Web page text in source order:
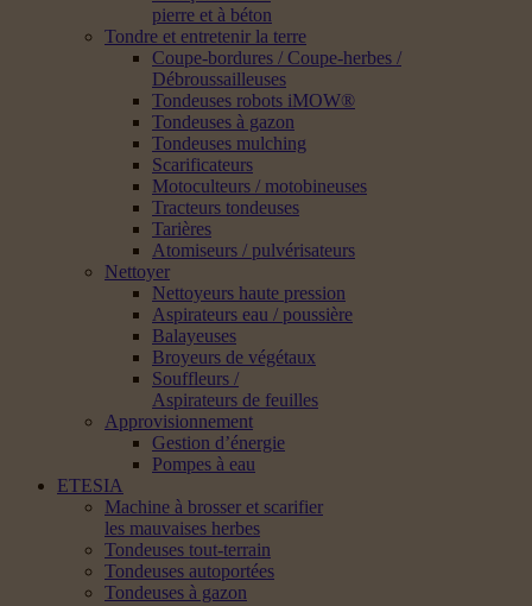
pierre et à béton
Tondre et entretenir la terre
Coupe-bordures / Coupe-herbes /
Débroussailleuses
Tondeuses robots iMOW®
Tondeuses à gazon
Tondeuses mulching
Scarificateurs
Motoculteurs / motobineuses
Tracteurs tondeuses
Tarières
Atomiseurs / pulvérisateurs
Nettoyer
Nettoyeurs haute pression
Aspirateurs eau / poussière
Balayeuses
Broyeurs de végétaux
Souffleurs /
Aspirateurs de feuilles
Approvisionnement
Gestion d’énergie
Pompes à eau
ETESIA
Machine à brosser et scarifier
les mauvaises herbes
Tondeuses tout-terrain
Tondeuses autoportées
Tondeuses à gazon